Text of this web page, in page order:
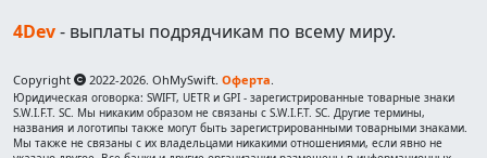
4Dev- выплаты подрядчикам по всему миру.
Copyright 2022-2026. OhMySwift. Оферта.
Юридическая оговорка: SWIFT, UETR и GPI - зарегистрированные товарные знаки
S.W.I.F.T. SC. Мы никаким образом не связаны с S.W.I.F.T. SC. Другие термины,
названия и логотипы также могут быть зарегистрированными товарными знаками.
Мы также не связаны с их владельцами никакими отношениями, если явно не